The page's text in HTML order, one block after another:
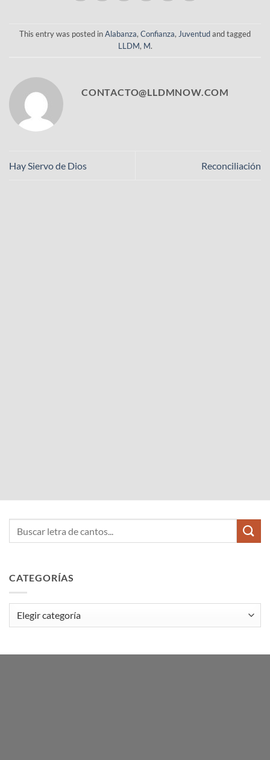
This entry was posted inAlabanza, Confianza, Juventudand tagged
LLDM, M.
CONTACTO@LLDMNOW.COM
Hay Siervo de Dios Reconciliación
CATEGORÍAS